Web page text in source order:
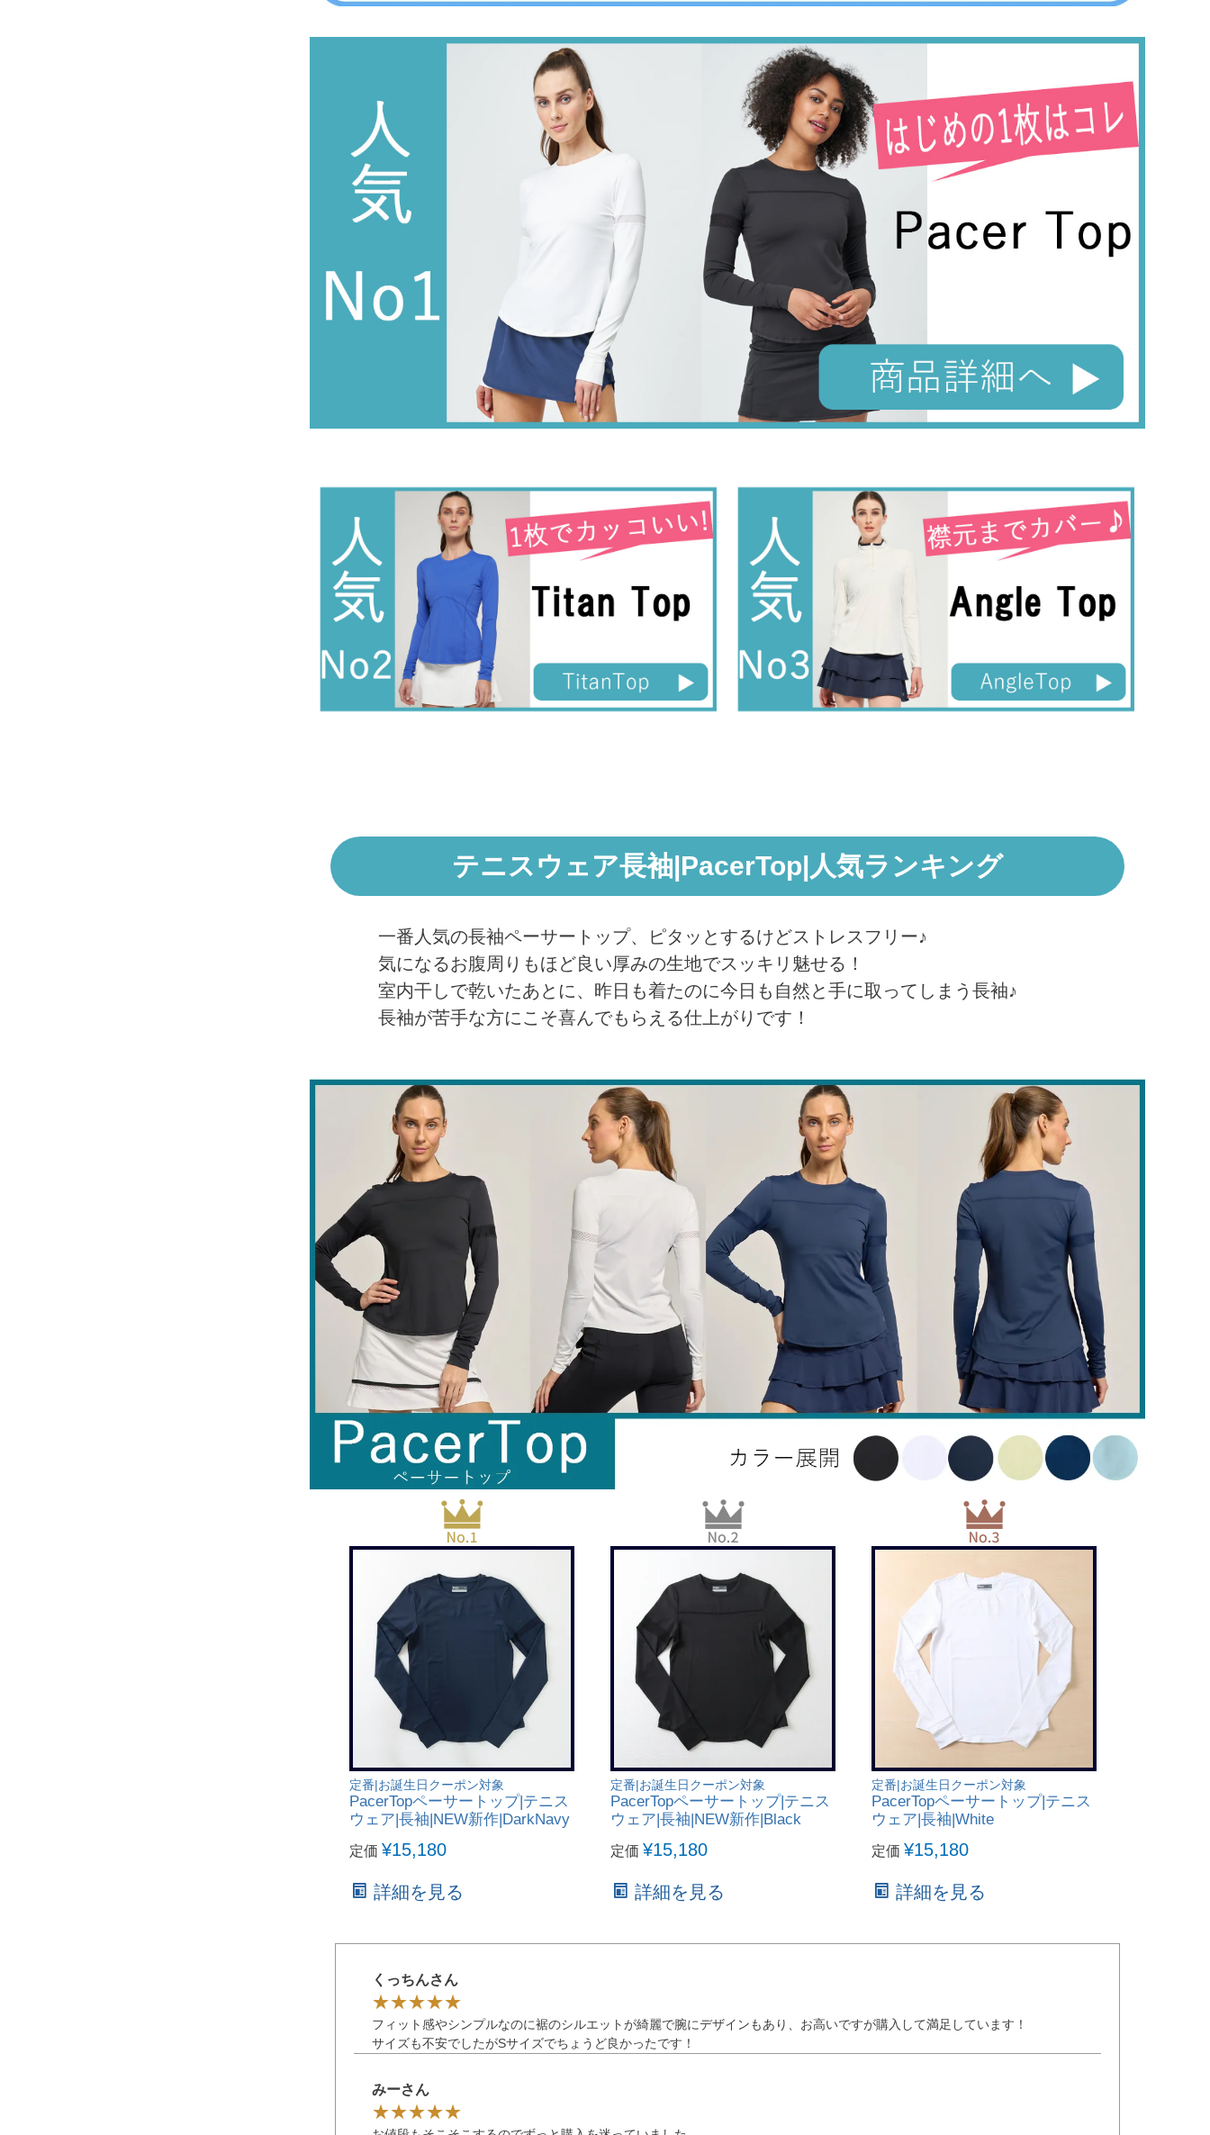
テニスウェア長袖|PacerTop| 人気ランキング
一番人気の長袖ペーサートップ、ピタッとするけどストレスフリー♪
気になるお腹周りもほど良い厚みの生地でスッキリ魅せる！
室内干しで乾いたあとに、昨日も着たのに今日も自然と手に取ってしまう長袖♪
長袖が苦手な方にこそ喜んでもらえる仕上がりです！
定番|お誕生日クーポン対象
PacerTopペーサートップ|テニス
ウェア|長袖|NEW新作|DarkNavy
定価 ¥15,180
詳細を見る
定番|お誕生日クーポン対象
PacerTopペーサートップ|テニス
ウェア|長袖|NEW新作|Black
定価 ¥15,180
詳細を見る
定番|お誕生日クーポン対象
PacerTopペーサートップ|テニス
ウェア|長袖|White
定価 ¥15,180
詳細を見る
くっちんさん
フィット感やシンプルなのに裾のシルエットが綺麗で腕にデザインもあり、お高いですが購入して満足しています！
サイズも不安でしたがSサイズでちょうど良かったです！
みーさん